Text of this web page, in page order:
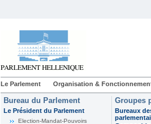
Le Parlement Organisation &
Bureau du Parlement
Le Président du Parlement
Election-Mandat-Pouvoirs
Groupes
Bureaux